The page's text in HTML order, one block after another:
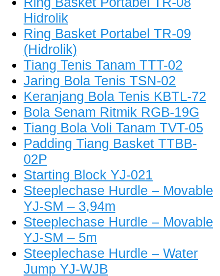
Hidrolik
Ring Basket Portabel TR-09
(Hidrolik)
Tiang Tenis Tanam TTT-02
Jaring Bola Tenis TSN-02
Keranjang Bola Tenis KBTL-72
Bola Senam Ritmik RGB-19G
Tiang Bola Voli Tanam TVT-05
Padding Tiang Basket TTBB-
02P
Starting Block YJ-021
Steeplechase Hurdle – Movable
YJ-SM – 3,94m
Steeplechase Hurdle – Movable
YJ-SM – 5m
Steeplechase Hurdle – Water
Jump YJ-WJB